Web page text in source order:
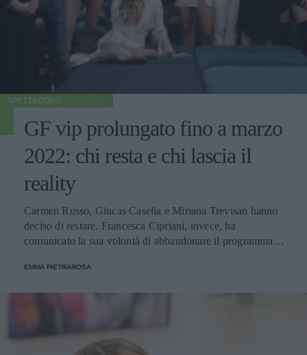
SPETTACOLO
GF vip prolungato fino a marzo
2022: chi resta e chi lascia il
reality
Carmen Russo, Giucas Casella e Miriana Trevisan hanno
deciso di restare. Francesca Cipriani, invece, ha
comunicato la sua volontà di abbandonare il programma.
EMMA PIETRAROSA